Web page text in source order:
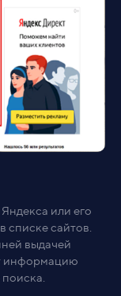
или его
списке сайтов.
выдачей
информацию